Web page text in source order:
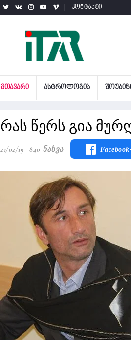
კონტაქტი
ᲛᲗᲐᲕᲐᲠᲘ ᲐᲡᲢᲠᲝᲚᲝᲒᲘᲐ
რას წერს გია
21/02/19 840 Ნახვა